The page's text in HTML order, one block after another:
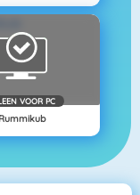
VOOR PC
Rummikub